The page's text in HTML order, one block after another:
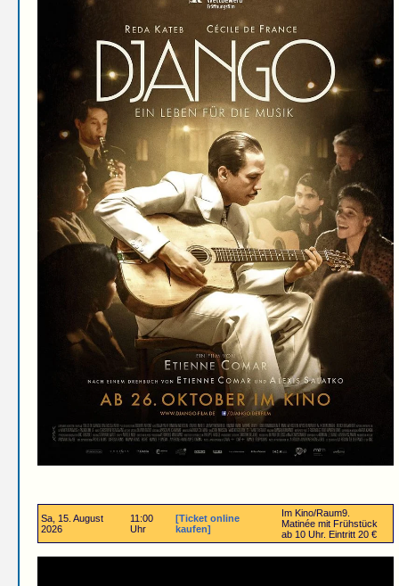
Sa, 15. August
2026
11:00
Uhr
[Ticket online
kaufen]
Im Kino/Raum9.
Matinée mit Frühstück
ab 10 Uhr. Eintritt 20 €